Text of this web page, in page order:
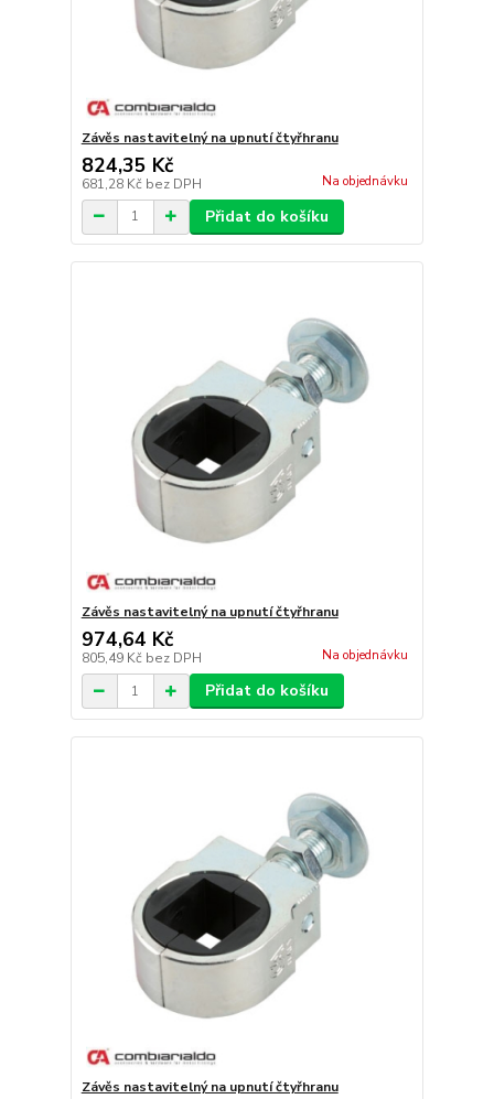
Závěs nastavitelný na upnutí čtyřhranu
824,35 Kč
681,28 Kč bez DPH Na objednávku
Přidat do košíku
Závěs nastavitelný na upnutí čtyřhranu
974,64 Kč
805,49 Kč bez DPH Na objednávku
Přidat do košíku
Závěs nastavitelný na upnutí čtyřhranu